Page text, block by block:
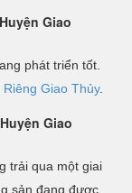
Giao
phát triển tốt.
Giao Thủy.
Giao
trải qua một giai
sản đang được